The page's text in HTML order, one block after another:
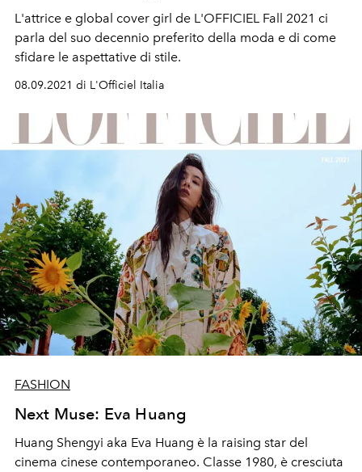
L'attrice e global cover girl de L'OFFICIEL Fall 2021 ci
parla del suo decennio preferito della moda e di come
sfidare le aspettative di stile.
08.09.2021 di L'Officiel Italia
FASHION
Next Muse: Eva Huang
Huang Shengyi aka Eva Huang è la raising star del
cinema cinese contemporaneo. Classe 1980, è cresciuta